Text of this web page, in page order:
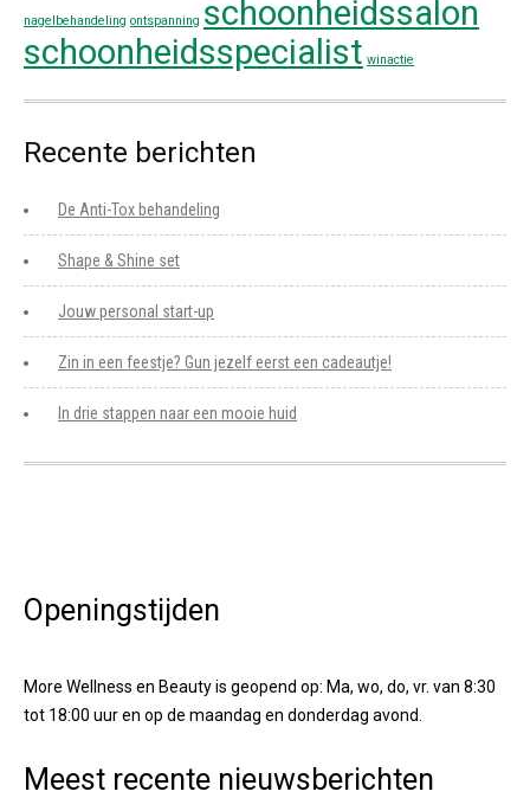
nagelbehandeling ontspanning schoonheidssalon
schoonheidsspecialist winactie
Recente berichten
De Anti-Tox behandeling
Shape & Shine set
Jouw personal start-up
Zin in een feestje? Gun jezelf eerst een cadeautje!
In drie stappen naar een mooie huid
Openingstijden
More Wellness en Beauty is geopend op: Ma, wo, do, vr. van 8:30
tot 18:00 uur en op de maandag en donderdag avond.
Meest recente nieuwsberichten